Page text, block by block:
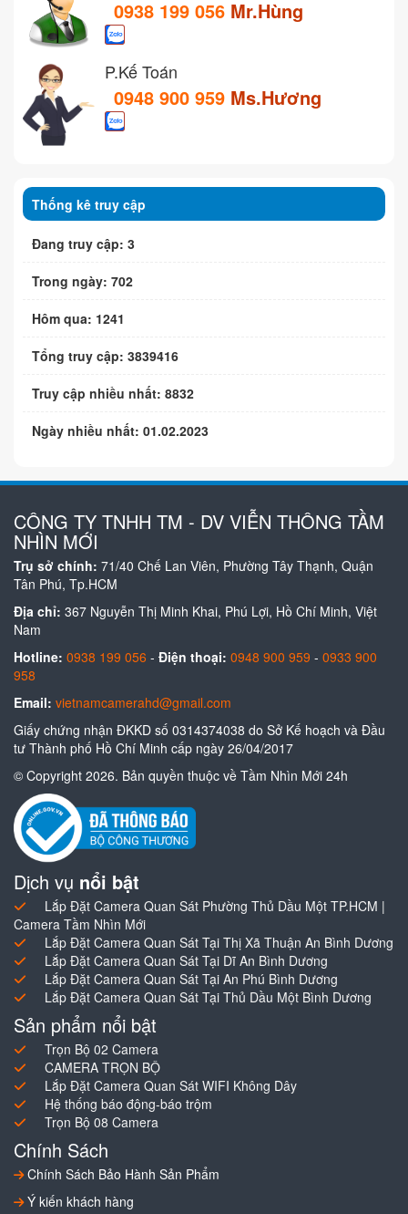
0938 199 056 Mr.Hùng
P.Kế Toán
0948 900 959 Ms.Hương
Thống kê truy cập
Đang truy cập: 3
Trong ngày: 702
Hôm qua: 1241
Tổng truy cập: 3839416
Truy cập nhiều nhất: 8832
Ngày nhiều nhất: 01.02.2023
CÔNG TY TNHH TM - DV VIỄN THÔNG TẦM
NHÌN MỚI
Trụ sở chính: 71/40 Chế Lan Viên, Phường Tây Thạnh, Quận
Tân Phú, Tp.HCM
Địa chỉ: 367 Nguyễn Thị Minh Khai, Phú Lợi, Hồ Chí Minh, Việt
Nam
Hotline: 0938 199 056 - Điện thoại: 0948 900 959 - 0933 900
958
Email: vietnamcamerahd@gmail.com
Giấy chứng nhận ĐKKD số 0314374038 do Sở Kế hoạch và Đầu
tư Thành phố Hồ Chí Minh cấp ngày 26/04/2017
© Copyright 2026. Bản quyền thuộc về Tầm Nhìn Mới 24h
Dịch vụ nổi bật
Lắp Đặt Camera Quan Sát Phường Thủ Dầu Một TP.HCM |
Camera Tầm Nhìn Mới
Lắp Đặt Camera Quan Sát Tại Thị Xã Thuận An Bình Dương
Lắp Đặt Camera Quan Sát Tại Dĩ An Bình Dương
Lắp Đặt Camera Quan Sát Tại An Phú Bình Dương
Lắp Đặt Camera Quan Sát Tại Thủ Dầu Một Bình Dương
Sản phẩm nổi bật
Trọn Bộ 02 Camera
CAMERA TRỌN BỘ
Lắp Đặt Camera Quan Sát WIFI Không Dây
Hệ thống báo động-báo trộm
Trọn Bộ 08 Camera
Chính Sách
Chính Sách Bảo Hành Sản Phẩm
Ý kiến khách hàng